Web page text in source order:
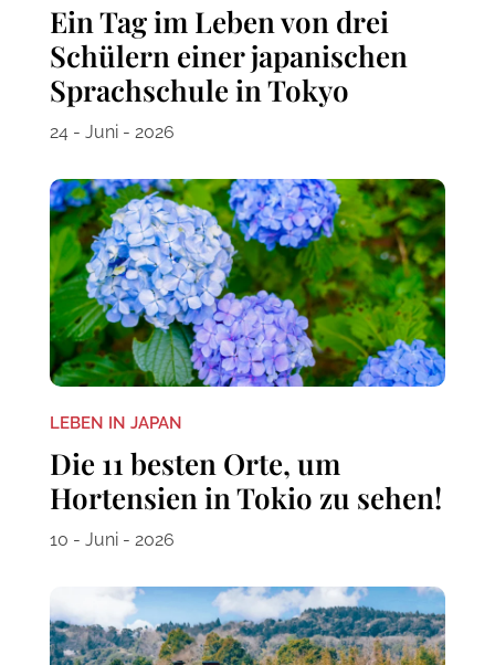
Ein Tag im Leben von drei
Schülern einer japanischen
Sprachschule in Tokyo
24 - Juni - 2026
LEBEN IN JAPAN
Die 11 besten Orte, um
Hortensien in Tokio zu sehen!
10 - Juni - 2026